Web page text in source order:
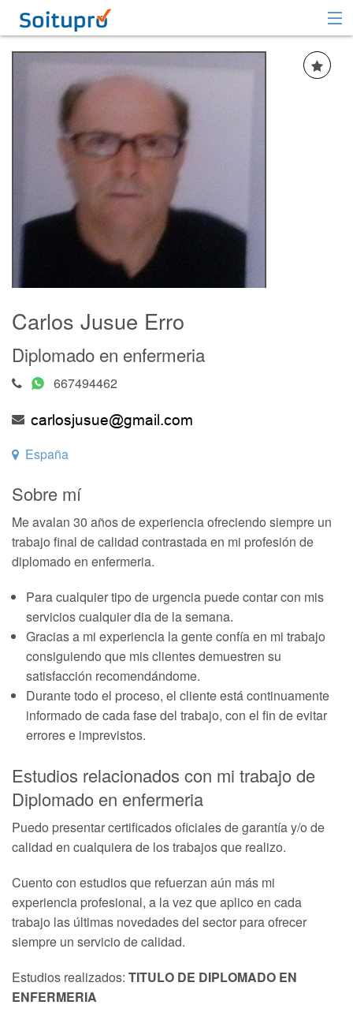
Recomendar
Registrarse
Iniciar sesión
Carlos Jusue Erro
Diplomado en enfermeria
667494462
España
Sobre mí
Me avalan 30 años de experiencia ofreciendo siempre un
trabajo final de calidad contrastada en mi profesión de
diplomado en enfermeria.
Para cualquier tipo de urgencia puede contar con mis
servicios cualquier dia de la semana.
Gracias a mi experiencia la gente confía en mi trabajo
consiguiendo que mis clientes demuestren su
satisfacción recomendándome.
Durante todo el proceso, el cliente está continuamente
informado de cada fase del trabajo, con el fin de evitar
errores e imprevistos.
Estudios relacionados con mi trabajo de
Diplomado en enfermeria
Puedo presentar certificados oficiales de garantía y/o de
calidad en cualquiera de los trabajos que realizo.
Cuento con estudios que refuerzan aún más mi
experiencia profesional, a la vez que aplico en cada
trabajo las últimas novedades del sector para ofrecer
siempre un servicio de calidad.
Estudios realizados: TITULO DE DIPLOMADO EN
ENFERMERIA